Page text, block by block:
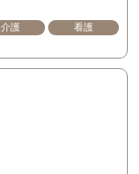
介護
看護